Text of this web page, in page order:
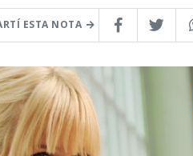
ESTA NOTA